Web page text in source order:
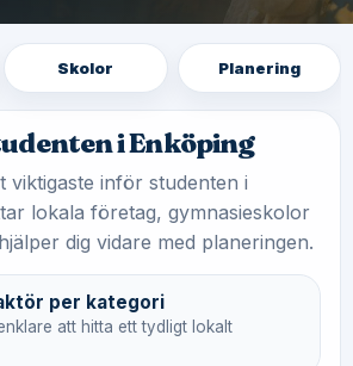
Skolor Planering
i Enköping
viktigaste inför studenten i
lokala företag, gymnasieskolor
dig vidare med planeringen.
per kategori
att hitta ett tydligt lokalt